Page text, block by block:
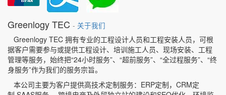
Greenlogy TEC - 关于我们
Greenlogy TEC 拥有专业的工程设计人员和工程安装人员，可根
据客户需要参与或提供工程设计、培训施工人员、现场安装、工程
管理等服务，始终把“24小时服务”、“超前服务”、“全过程服务”、“终
身服务”作为我们的服务宗旨。
本公司主要为客户提供高技术定制服务：ERP定制，CRM定